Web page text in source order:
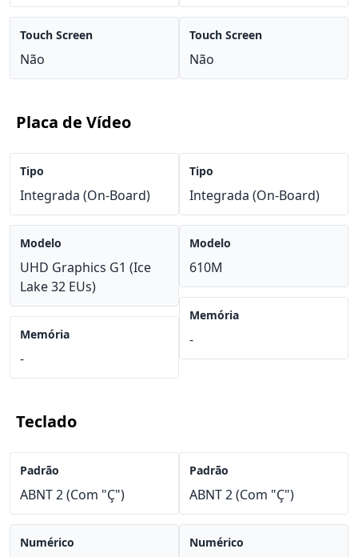
Touch Screen
Não
Touch Screen
Não
Placa de Vídeo
Tipo
Integrada (On-Board)
Modelo
UHD Graphics G1 (Ice
Lake 32 EUs)
Memória
-
Tipo
Integrada (On-Board)
Modelo
610M
Memória
-
Teclado
Padrão
ABNT 2 (Com "Ç")
Numérico
Padrão
ABNT 2 (Com "Ç")
Numérico